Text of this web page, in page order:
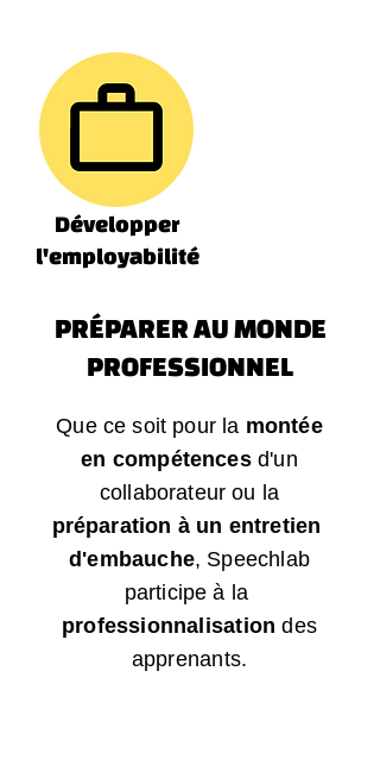
Développer
l'employabilité
Que ce soit pour la montée
en compétencesd'un
collaborateur ou la
préparation à un entretien
d'embauche, Speechlab
participe à la
professionnalisationdes
apprenants.
PRÉPARER AU MONDE
PROFESSIONNEL